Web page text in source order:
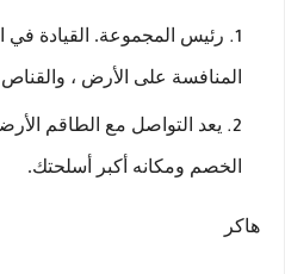
رئيس المجموعة. القيادة في
المنافسة على الأرض ،
يعد التواصل مع الطاقم
الخصم ومكانه أكبر أسلحتك.
هاكر